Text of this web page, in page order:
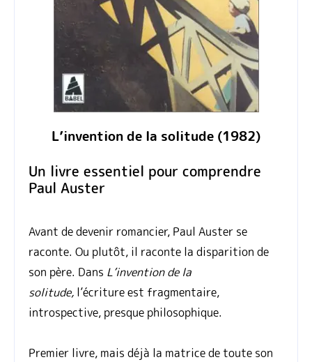
L’invention de la solitude (1982)
Un livre essentiel pour comprendre
Paul Auster
Avant de devenir romancier, Paul Auster se
raconte. Ou plutôt, il raconte la disparition de
son père. Dans L’invention de la
solitude, l’écriture est fragmentaire,
introspective, presque philosophique.
Premier livre, mais déjà la matrice de toute son